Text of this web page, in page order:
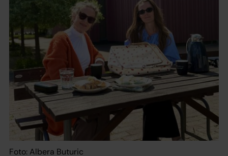
Foto: Albera Buturic